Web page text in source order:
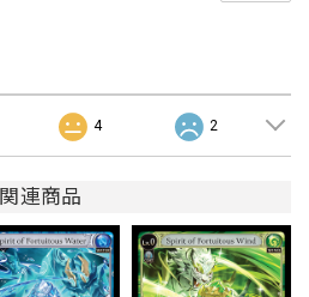
4 2
関連商品